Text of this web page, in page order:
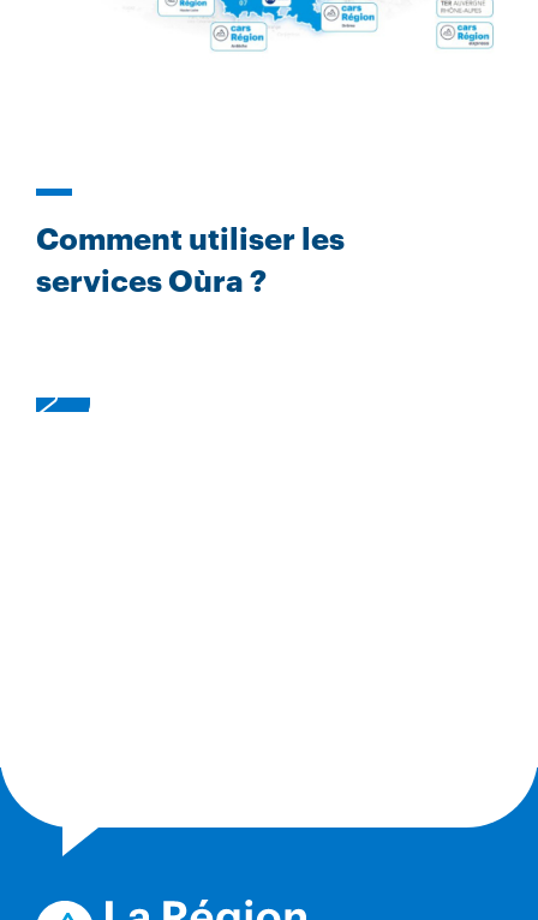
Comment utiliser les
services Oùra ?